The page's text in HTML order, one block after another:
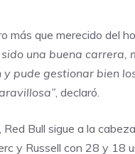
más que merecido del
una buena carrera,
pude gestionar bien
, declaró.
Bull sigue a la
y Russell con 28 y 18